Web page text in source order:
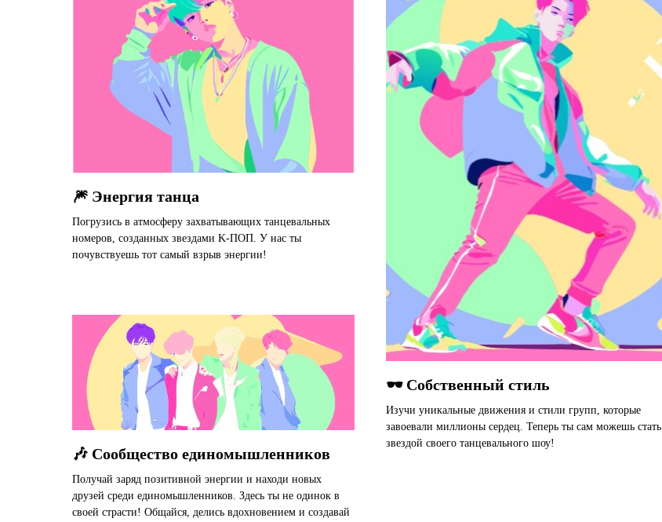
🎆 Энергия танца
Погрузись в атмосферу захватывающих танцевальных
номеров, созданных звездами K-ПОП. У нас ты
почувствуешь тот самый взрыв энергии!
🕶 Собственный стиль
Изучи уникальные движения и стили групп, которые
завоевали миллионы сердец. Теперь ты сам можешь стать
звездой своего танцевального шоу!
🎶 Сообщество единомышленников
Получай заряд позитивной энергии и находи новых
друзей среди единомышленников. Здесь ты не одинок в
своей страсти! Общайся, делись вдохновением и создавай